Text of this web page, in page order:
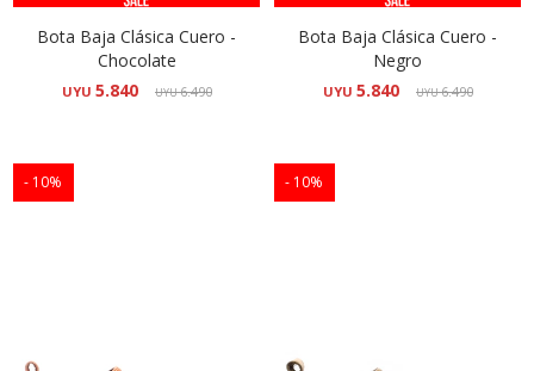
Bota Baja Clásica Cuero -
Chocolate
UYU 5.840 UYU6.490
Bota Baja Clásica Cuero -
Negro
UYU 5.840 UYU6.490
10 10